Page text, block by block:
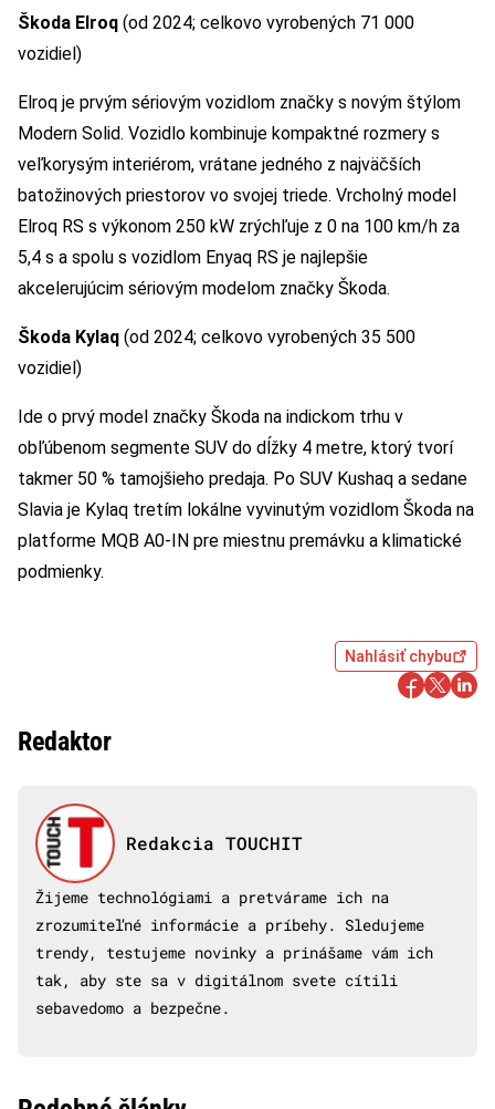
Škoda Elroq (od 2024; celkovo vyrobených 71 000
vozidiel)
Elroq je prvým sériovým vozidlom značky s novým štýlom
Modern Solid. Vozidlo kombinuje kompaktné rozmery s
veľkorysým interiérom, vrátane jedného z najväčších
batožinových priestorov vo svojej triede. Vrcholný model
Elroq RS s výkonom 250 kW zrýchľuje z 0 na 100 km/h za
5,4 s a spolu s vozidlom Enyaq RS je najlepšie
akcelerujúcim sériovým modelom značky Škoda.
Škoda Kylaq (od 2024; celkovo vyrobených 35 500
vozidiel)
Ide o prvý model značky Škoda na indickom trhu v
obľúbenom segmente SUV do dĺžky 4 metre, ktorý tvorí
takmer 50 % tamojšieho predaja. Po SUV Kushaq a sedane
Slavia je Kylaq tretím lokálne vyvinutým vozidlom Škoda na
platforme MQB A0-IN pre miestnu premávku a klimatické
podmienky.
Nahlásiť chybu
Redaktor
Redakcia TOUCHIT
Žijeme technológiami a pretvárame ich na
zrozumiteľné informácie a príbehy. Sledujeme
trendy, testujeme novinky a prinášame vám ich
tak, aby ste sa v digitálnom svete cítili
sebavedomo a bezpečne.